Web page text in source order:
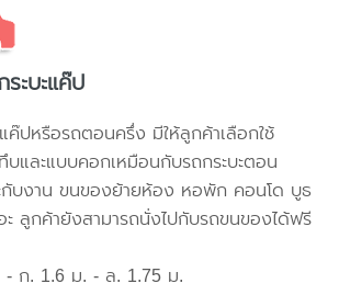
ะบะแค๊ป
ค๊ปหรือรถตอนครึ่ง มีให้ลูกค้าเลือกใช้
และแบบคอกเหมือนกับรถกระบะตอน
กับงาน ขนของย้ายห้อง หอพัก คอนโด บูธ
ะ ลูกค้ายังสามารถนั่งไปกับรถขนของได้ฟรี
- ก. 1.6 ม. - ล. 1.75 ม.